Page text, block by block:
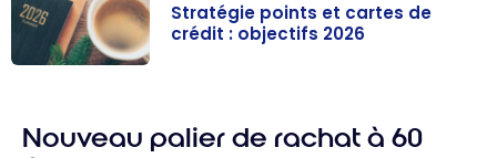
cartes de
Stratégie points et cartes de
crédit : objectifs 2026
Nouveau palier de rachat à 60